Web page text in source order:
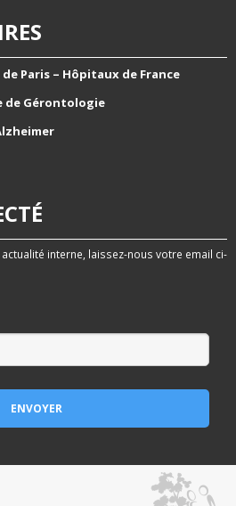
Paris – Hôpitaux de France
de Gérontologie
interne, laissez-nous votre email ci-